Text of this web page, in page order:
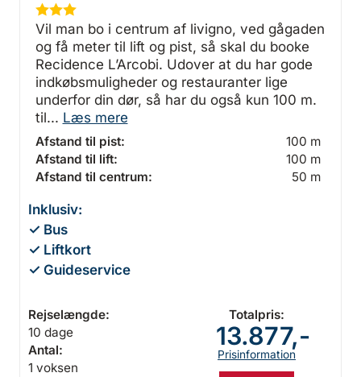
★★★
Vil man bo i centrum af livigno, ved gågaden
og få meter til lift og pist, så skal du booke
Recidence L’Arcobi. Udover at du har gode
indkøbsmuligheder og restauranter lige
underfor din dør, så har du også kun 100 m.
til... Læs mere
Afstand til pist:
100 m
Afstand til lift:
100 m
Afstand til centrum:
50 m
Inklusiv:
✓ Bus
✓ Liftkort
✓ Guideservice
Rejselængde:
10 dage
Antal:
1 voksen
Totalpris:
13.877,-
Prisinformation